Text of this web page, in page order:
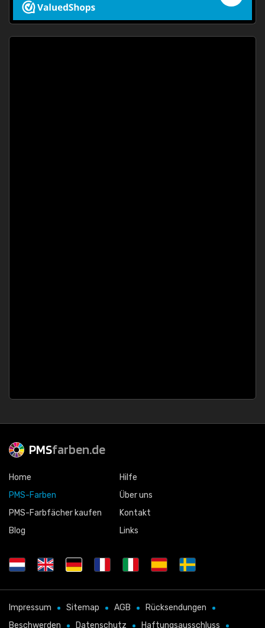
PMSfarben.de
Home
PMS-Farben
PMS-Farbfächer kaufen
Blog
Hilfe
Über uns
Kontakt
Links
Impressum Sitemap AGB
Rücksendungen
Beschwerden
Datenschutz Haftungsausschluss